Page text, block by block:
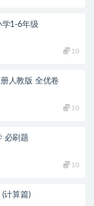
学1-6年级
10
人教版 全优卷
10
必刷题
10
计算篇)